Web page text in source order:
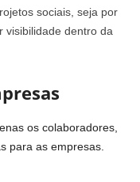
sociais, seja por
visibilidade dentro da
os colaboradores,
para as empresas.